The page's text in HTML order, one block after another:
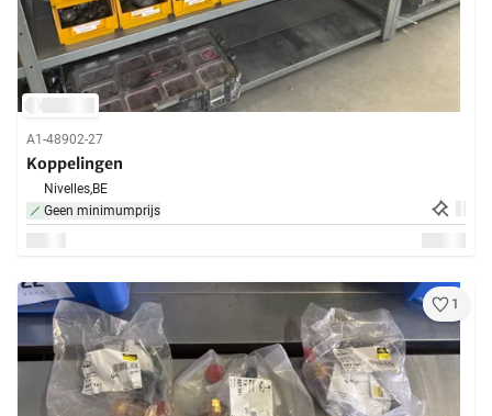
A1-48902-27
Koppelingen
Nivelles,BE
Geen minimumprijs
1